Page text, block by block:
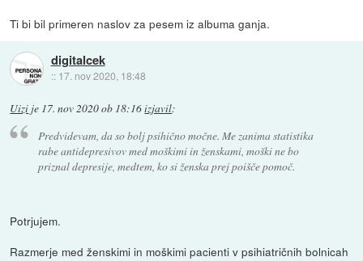
Ti bi bil primeren naslov za pesem iz albuma ganja.
digitalcek
:: 17. nov 2020, 18:48
Uizi je 17. nov 2020 ob 18:16izjavil:
Predvidevam, da so bolj psihično močne. Me zanima statistika
rabe antidepresivov med moškimi in ženskami, moški ne bo
priznal depresije, medtem, ko si ženska prej poišče pomoč.
Potrjujem.
Razmerje med ženskimi in moškimi pacienti v psihiatričnih bolnicah